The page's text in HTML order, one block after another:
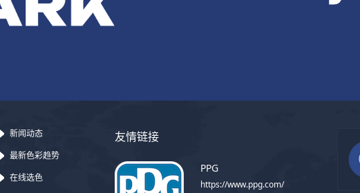
新闻动态
最新色彩趋势
在线选色
友情链接
PPG
https://www.ppg.com/